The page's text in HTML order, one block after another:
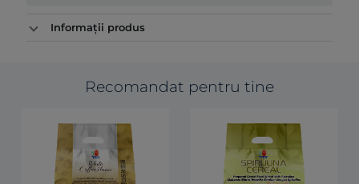
Informații produs
Recomandat pentru tine